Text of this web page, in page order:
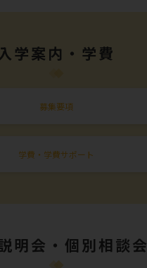
入学案内・学費
募集要項
学費・学費サポート
明会・個別相談会